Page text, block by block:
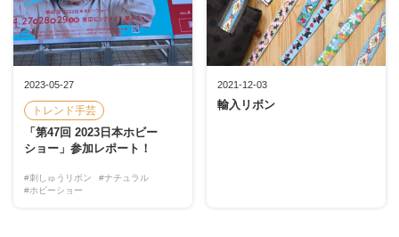
2023-05-27
トレンド手芸
「第47回 2023日本ホビー
ショー」参加レポート！
#刺しゅうリボン
#ナチュラル
#ホビーショー
2021-12-03
輸入リボン